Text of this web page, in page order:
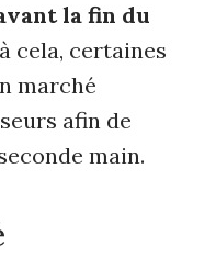
la fin du
cela, certaines
marché
afin de
main.